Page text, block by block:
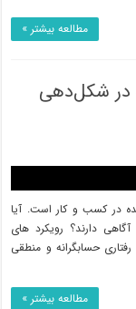
مطالعه بیشتر »
در شکل‌دهی
در کسب و کار است. آیا
دارند؟ رویکرد های
حسابگرانه و منطقی
مطالعه بیشتر »